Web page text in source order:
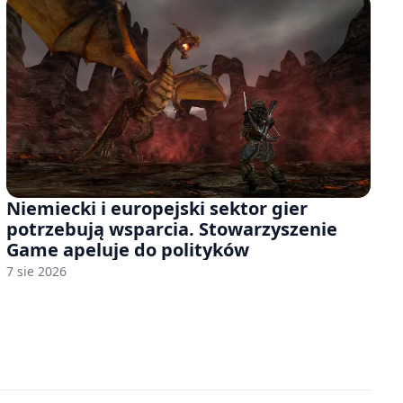
Niemiecki i europejski sektor gier
potrzebują wsparcia. Stowarzyszenie
Game apeluje do polityków
7 sie 2026